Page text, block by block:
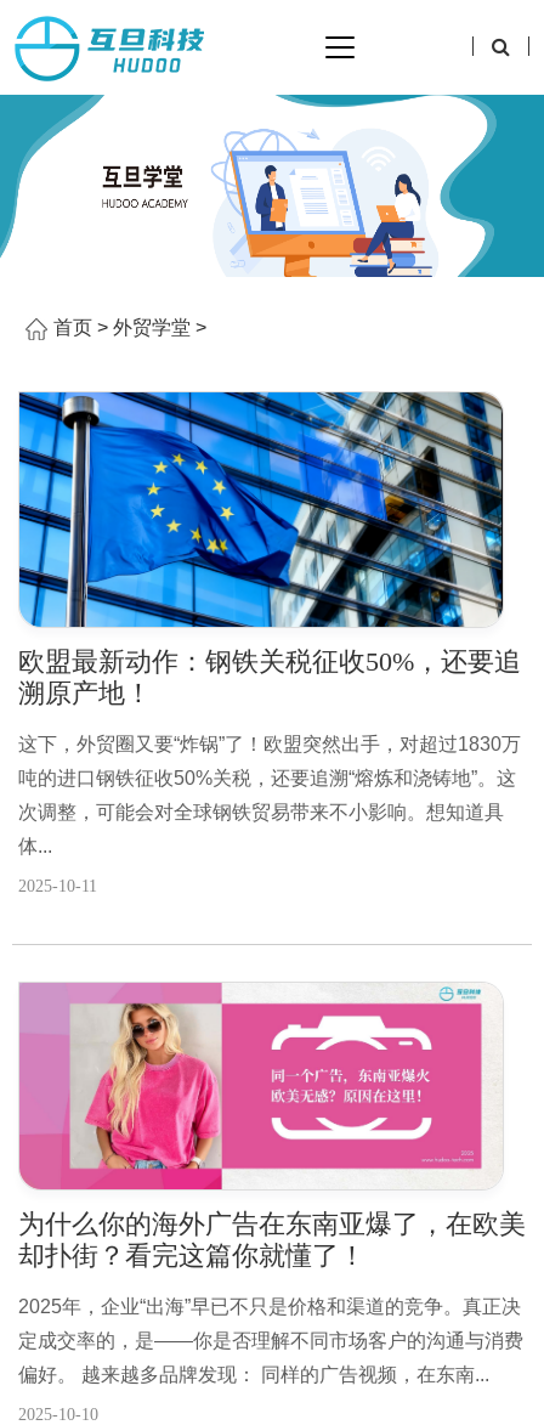
首页 > 外贸学堂 >
欧盟最新动作：钢铁关税征收50%，还要追
溯原产地！
这下，外贸圈又要“炸锅”了！欧盟突然出手，对超过1830万
吨的进口钢铁征收50%关税，还要追溯“熔炼和浇铸地”。这
次调整，可能会对全球钢铁贸易带来不小影响。想知道具
体...
2025-10-11
为什么你的海外广告在东南亚爆了，在欧美
却扑街？看完这篇你就懂了！
2025年，企业“出海”早已不只是价格和渠道的竞争。真正决
定成交率的，是——你是否理解不同市场客户的沟通与消费
偏好。 越来越多品牌发现： 同样的广告视频，在东南...
2025-10-10